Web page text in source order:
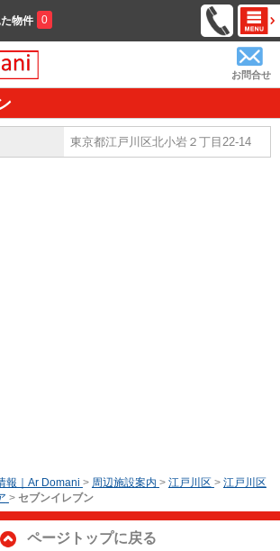
物件 0
お問合せ
東京都江戸川区北小岩２丁目22-14
報｜Ar Domani > 周辺施設案内 > 江戸川区 > 江戸川区
> セブンイレブン
ページトップに戻る